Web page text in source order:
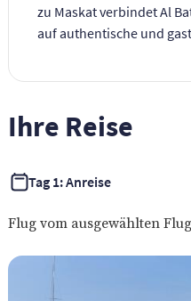
zu Maskat verbindet Al
auf authentische und
Ihre Reise
Tag 1: Anreise
Flug vom ausgewählten